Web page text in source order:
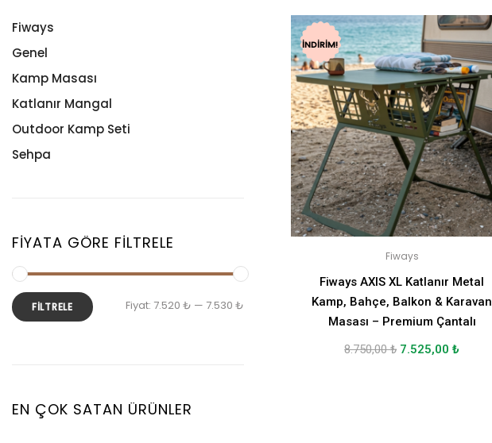
İNDIRIM!
Fiways
Fiways AXIS XL Katlanır Metal
Kamp, Bahçe, Balkon & Karavan
Masası – Premium Çantalı
8.750,00₺ 7.525,00₺
Fiways
Genel
Kamp Masası
Katlanır Mangal
Outdoor Kamp Seti
Sehpa
FIYATA GÖRE FILTRELE
FILTRELE Fiyat: 7.520 ₺ — 7.530 ₺
EN ÇOK SATAN ÜRÜNLER